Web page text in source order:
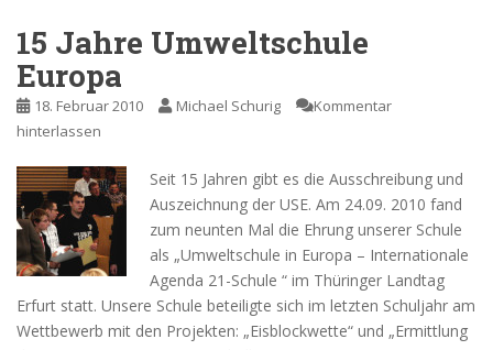
15 Jahre Umweltschule
Europa
18. Februar 2010 Michael Schurig
Kommentar
hinterlassen
Seit 15 Jahren gibt es die Ausschreibung und
Auszeichnung der USE. Am 24.09. 2010 fand
zum neunten Mal die Ehrung unserer Schule
als „Umweltschule in Europa – Internationale
Agenda 21-Schule “ im Thüringer Landtag
Erfurt statt. Unsere Schule beteiligte sich im letzten Schuljahr am
Wettbewerb mit den Projekten: „Eisblockwette“ und „Ermittlung